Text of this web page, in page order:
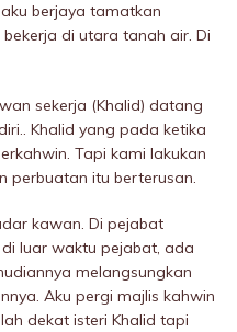
berjaya tamatkan
di utara tanah air. Di
sekerja (Khalid) datang
Khalid yang pada ketika
Tapi kami lakukan
perbuatan itu berterusan.
kawan. Di pejabat
luar waktu pejabat, ada
melangsungkan
Aku pergi majlis kahwin
dekat isteri Khalid tapi